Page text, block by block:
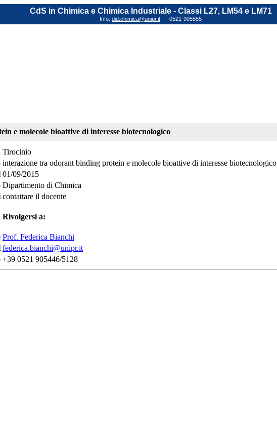
CdS in Chimica e Chimica Industriale - Classi L27, LM54 e LM71
Info: did.chimica@unipr.it 0521-905555
e molecole bioattive di interesse biotecnologico
Tirocinio
interazione tra odorant binding protein e molecole bioattive di interesse biotecnologico
01/09/2015
Dipartimento di Chimica
contattare il docente
Rivolgersi a:
Prof. Federica Bianchi
federica.bianchi@unipr.it
+39 0521 905446/5128